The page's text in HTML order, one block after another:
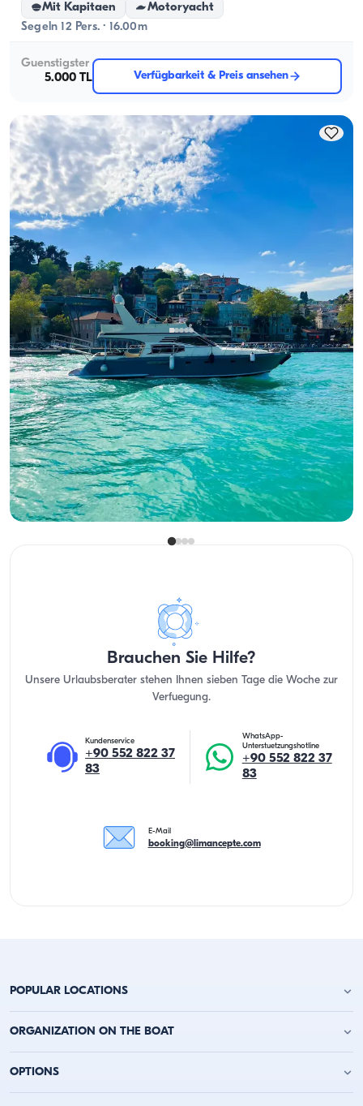
Mit Kapitaen
Motoryacht
Segeln 12 Pers. · 16.00m
Guenstigster
5.000 TL
Verfügbarkeit & Preis ansehen
Bebek, İstanbul Neues Boot
Hold Your Business Meetings with a Bosphorus View on a
Geräumig and Komfortabel Jacht
Mit Kapitaen
Motoryacht
Segeln 12 Pers. · 18.00m
Guenstigster
5.000 TL
Verfügbarkeit & Preis ansehen
Brauchen Sie Hilfe?
Unsere Urlaubsberater stehen Ihnen sieben Tage die Woche zur
Verfuegung.
Kundenservice
+90 552 822 37
83
WhatsApp-
Unterstuetzungshotline
+90 552 822 37
83
E-Mail
booking@limancepte.com
POPULAR LOCATIONS
Yachtcharter Antalya
Yachtcharter Kaş
Yachtcharter Kalkan
ORGANIZATION ON THE BOAT
Geburtstagsfeier auf der Jacht
OPTIONS